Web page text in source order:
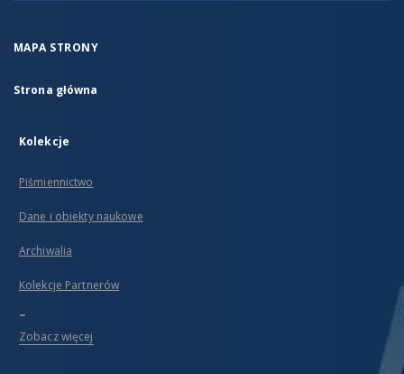
MAPA STRONY
Strona główna
Kolekcje
Piśmiennictwo
Dane i obiekty naukowe
Archiwalia
Kolekcje Partnerów
...
Zobacz więcej